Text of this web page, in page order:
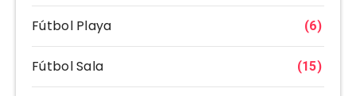
Fútbol Playa (6)
Fútbol Sala (15)